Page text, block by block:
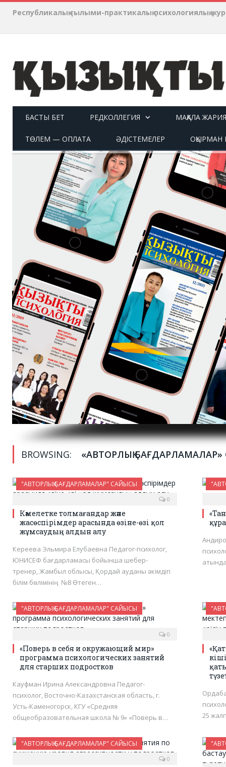
Республикалық ғылыми-практикалық психологиялық
БАСТЫ БЕТ РЕДКОЛЛЕГИЯ МАҚАЛА
ТӨЛЕМ — ОПЛАТА ӘДІСТЕМЕЛЕР ОҚЫРМАН
BROWSING: «АВТОРЛЫҚ
"АВТОРЛЫҚ БАҒДАРЛАМАЛАР" САЙЫСЫ
0
Кәмелетке толмағандар және
жасөспірімдер арасында өзіне-өзі қол
жұмсаудың алдын алу
Кереева Эльмира Елубаевна Педагог-психолог,
ЮНИСЕФ бағдарламасы бойынша шебер-
тренер, Жамбыл облысы, Қордай ауданы әкімдігі
білім бөлімінің №8 Өтеген…
"АВТОРЛЫҚ БАҒДАРЛАМАЛАР" САЙЫСЫ
0
«Поверь в себя и окружающий мир»
программа психологических занятий
для старших подростков
Кауфман Ирина Александровна Педагог-
психолог, Восточно-Казахстанская область, г.
Усть-Каменогорск, КГУ «Средняя
общеобразовательная школа № 9» «Поверь в…
25
"АВТОРЛЫҚ БАҒДАРЛАМАЛАР" САЙЫСЫ
0